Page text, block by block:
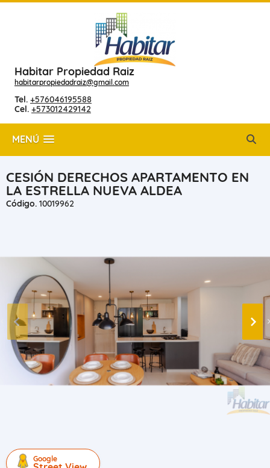
Habitar Propiedad Raiz
habitarpropiedadraiz@gmail.com
Tel. +576046195588
Cel. +573012429142
MENÚ
CESIÓN DERECHOS APARTAMENTO EN
LA ESTRELLA NUEVA ALDEA
Código. 10019962
Google